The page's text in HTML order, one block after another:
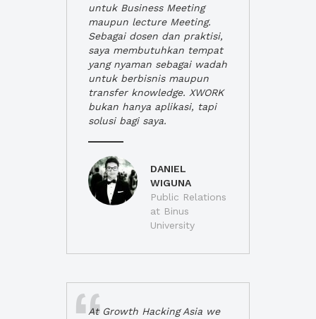
untuk Business Meeting
maupun lecture Meeting.
Sebagai dosen dan praktisi,
saya membutuhkan tempat
yang nyaman sebagai wadah
untuk berbisnis maupun
transfer knowledge. XWORK
bukan hanya aplikasi, tapi
solusi bagi saya.
DANIEL
WIGUNA
Public Relations
at Binus
University
At Growth Hacking Asia we